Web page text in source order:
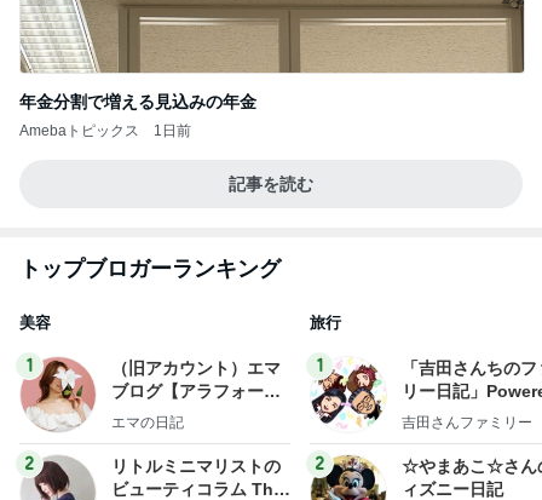
年金分割で増える見込みの年金
Amebaトピックス 1日前
記事を読む
トップブロガーランキング
美容
1
（旧アカウント）エマ
ブログ【アラフォー会
社売却セカンドライ
エマの日記
2
リトルミニマリストの
ビューティコラム The
旅行
1
「吉田さんちの
リー日記」
y Ameba 吉田さ
ログ
吉田さんファミリー
2
☆やまあこ☆さん
ィズニー日記